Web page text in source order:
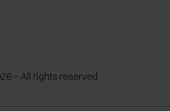
– All rights reserved